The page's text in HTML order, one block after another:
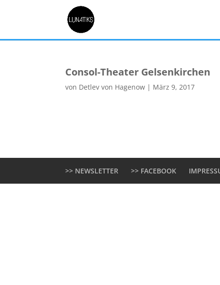
Consol-Theater Gelsenkirchen
von Detlev von Hagenow | März 9, 2017
>> NEWSLETTER >> FACEBOOK